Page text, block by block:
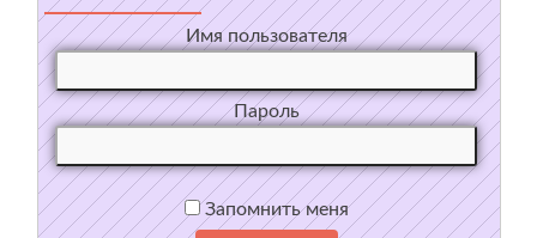
Имя пользователя
Пароль
Запомнить меня